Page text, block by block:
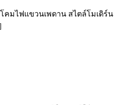
คมไฟแขวนเพดาน สไตล์โมเดิร์น